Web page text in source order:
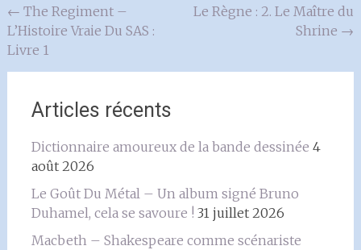
Navigation
de
← The Regiment –
L’Histoire Vraie Du SAS :
Livre 1
Le Règne : 2. Le Maître du
Shrine →
Articles récents
Dictionnaire amoureux de la bande dessinée 4
août 2026
Le Goût Du Métal – Un album signé Bruno
Duhamel, cela se savoure ! 31 juillet 2026
Macbeth – Shakespeare comme scénariste